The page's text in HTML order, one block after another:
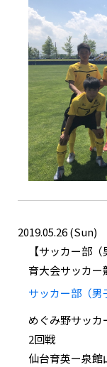
2019.05.26 (Sun)
サッカー部（
育大会サッカー
サッカー部（男
めぐみ野サッカ
2回戦
仙台育英ー泉館